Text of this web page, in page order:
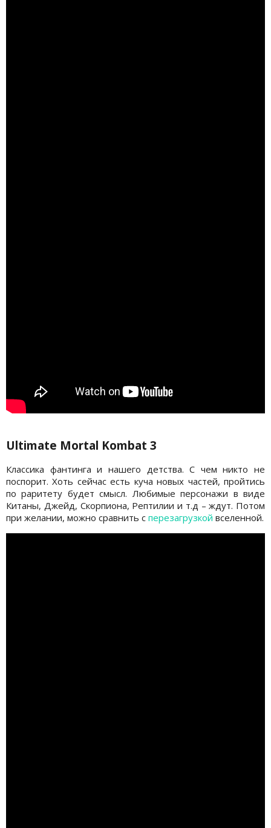
Ultimate Mortal Kombat 3
Классика фантинга и нашего детства. С чем никто не
поспорит. Хоть сейчас есть куча новых частей, пройтись
по раритету будет смысл. Любимые персонажи в виде
Китаны, Джейд, Скорпиона, Рептилии и т.д – ждут. Потом
при желании, можно сравнить с перезагрузкой вселенной.